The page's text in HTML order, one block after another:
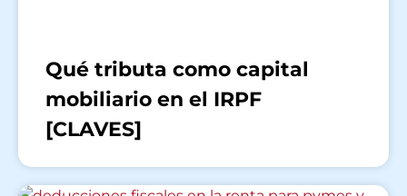
Qué tributa como capital
mobiliario en el IRPF
[CLAVES]